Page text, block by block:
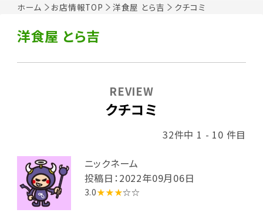
ホーム お店情報TOP 洋食屋 とら吉 クチコミ
洋食屋 とら吉
クチコミ
REVIEW
32件中 1 - 10 件目
ニックネーム
投稿日：2022年09月06日
3.0★★★☆☆